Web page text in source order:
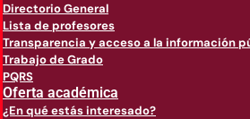
Directorio General
Lista de profesores
Transparencia y acceso a la información
Trabajo de Grado
PQRS
Oferta académica
¿En qué estás interesado?